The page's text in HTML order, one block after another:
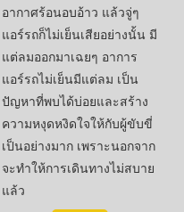
อากาศร้อนอบอ้าว แล้วจู่ๆ
แอร์รถก็ไม่เย็นเสียอย่างนั้น มี
แต่ลมออกมาเฉยๆ อาการ
แอร์รถไม่เย็นมีแต่ลม เป็น
ปัญหาที่พบได้บ่อยและสร้าง
ความหงุดหงิดใจให้กับผู้ขับขี่
เป็นอย่างมาก เพราะนอกจาก
จะทำให้การเดินทางไม่สบาย
แล้ว